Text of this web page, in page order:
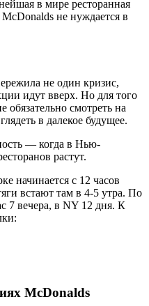
в мире ресторанная
не нуждается в
не один кризис,
идут вверх. Но для того
обязательно смотреть на
в далекое будущее.
— когда в Нью-
растут.
начинается с 12 часов
встают там в 4-5 утра. По
7 вечера, в NY 12 дня. К
McDonalds